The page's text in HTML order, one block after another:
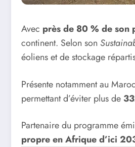
Avec près de 80 % de son
continent. Selon son
éoliens et de stockage
Présente notamment au
permettant d’éviter plus de
Partenaire du programme
propre en Afrique d’ici